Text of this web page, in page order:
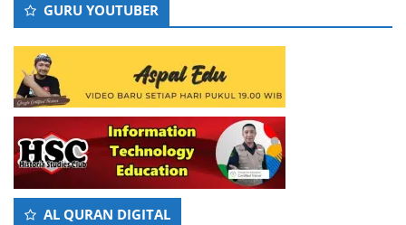
GURU YOUTUBER
AL QURAN DIGITAL